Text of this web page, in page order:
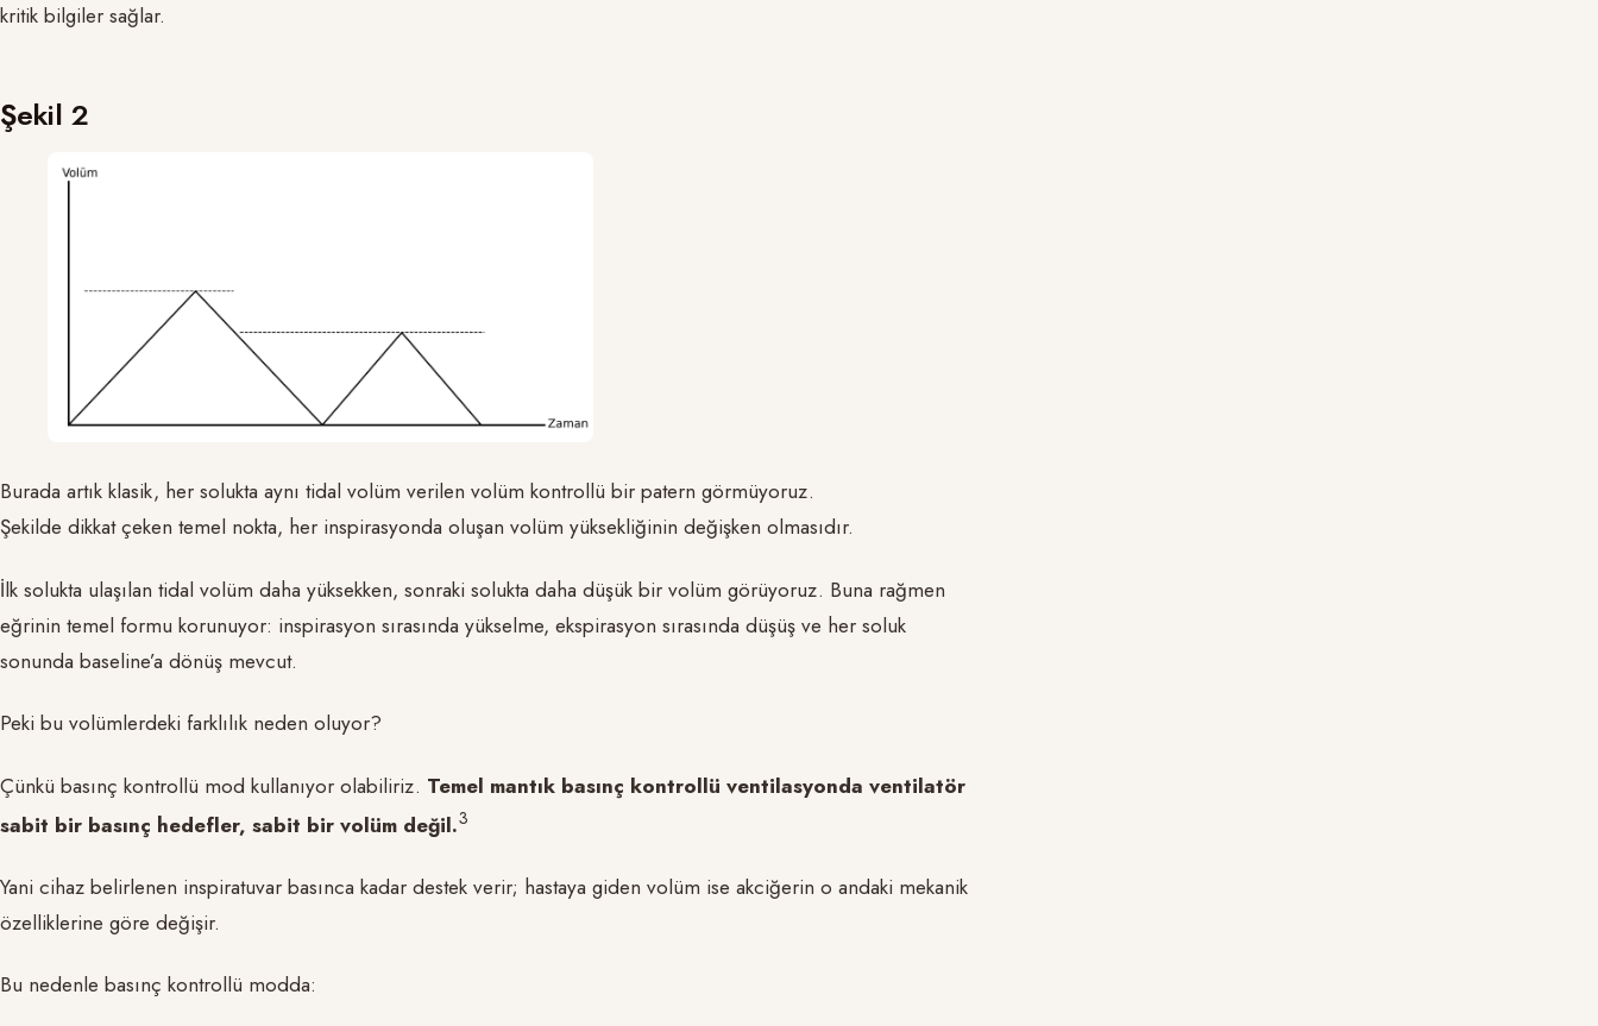
kritik bilgiler sağlar.
Şekil 2
Burada artık klasik, her solukta aynı tidal volüm verilen volüm kontrollü bir patern görmüyoruz.
Şekilde dikkat çeken temel nokta, her inspirasyonda oluşan volüm yüksekliğinin değişken olmasıdır.
İlk solukta ulaşılan tidal volüm daha yüksekken, sonraki solukta daha düşük bir volüm görüyoruz. Buna rağmen
eğrinin temel formu korunuyor: inspirasyon sırasında yükselme, ekspirasyon sırasında düşüş ve her soluk
sonunda baseline’a dönüş mevcut.
Peki bu volümlerdeki farklılık neden oluyor?
Çünkü basınç kontrollü mod kullanıyor olabiliriz. Temel mantık basınç kontrollü ventilasyonda ventilatör
sabit bir basınç hedefler, sabit bir volüm değil.​3​
Yani cihaz belirlenen inspiratuvar basınca kadar destek verir; hastaya giden volüm ise akciğerin o andaki mekanik
özelliklerine göre değişir.
Bu nedenle basınç kontrollü modda: